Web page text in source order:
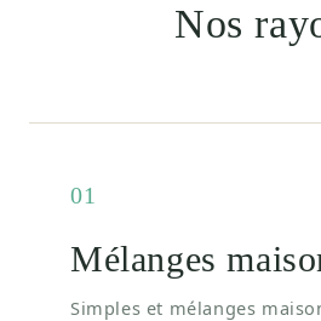
Nos
01
Mélanges
Simples et mélanges